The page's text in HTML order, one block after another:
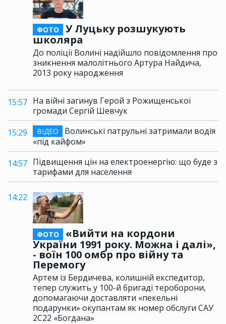
ФОТО
У Луцьку розшукують
школяра
До поліції Волині надійшло повідомлення про
зникнення малолітнього Артура Найдича,
2013 року народження
15:57 На війні загинув Герой з Рожищенської
громади Сергій Шевчук
15:29
ВІДЕО
Волинські патрульні затримали водія
«під кайфом»
14:57 Підвищення цін на електроенергію: що буде з
тарифами для населення
14:22
ФОТО
«Вийти на кордони
України 1991 року. Можна і далі»,
- воїн 100 омбр про війну та
Перемогу
Артем із Бердичева, колишній експедитор,
тепер служить у 100-й бригаді тероборони,
допомагаючи доставляти «пекельні
подарунки» окупантам як номер обслуги САУ
2С22 «Богдана»